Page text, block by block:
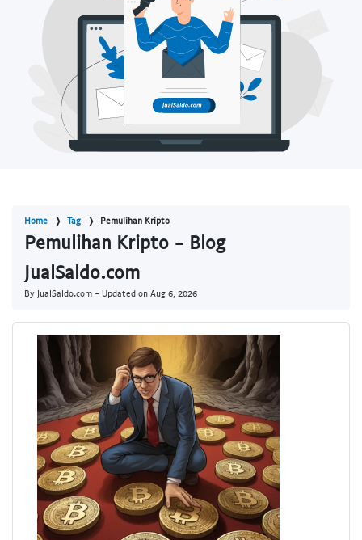
Home Tag Pemulihan Kripto
Pemulihan Kripto - Blog
JualSaldo.com
By JualSaldo.com - Updated on Aug 6, 2026